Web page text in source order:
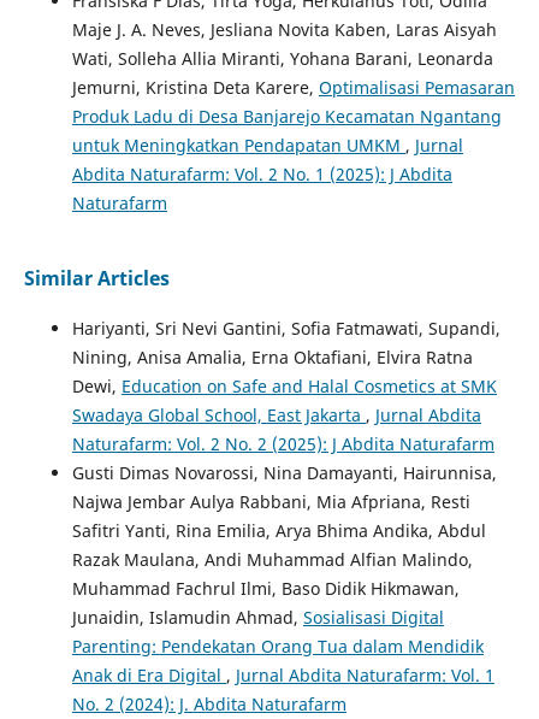
Maje J. A. Neves, Jesliana Novita Kaben, Laras Aisyah
Wati, Solleha Allia Miranti, Yohana Barani, Leonarda
Jemurni, Kristina Deta Karere, Optimalisasi Pemasaran
Produk Ladu di Desa Banjarejo Kecamatan Ngantang
untuk Meningkatkan Pendapatan UMKM , Jurnal
Abdita Naturafarm: Vol. 2 No. 1 (2025): J Abdita
Naturafarm
Similar Articles
Hariyanti, Sri Nevi Gantini, Sofia Fatmawati, Supandi,
Nining, Anisa Amalia, Erna Oktafiani, Elvira Ratna
Dewi, Education on Safe and Halal Cosmetics at SMK
Swadaya Global School, East Jakarta , Jurnal Abdita
Naturafarm: Vol. 2 No. 2 (2025): J Abdita Naturafarm
Gusti Dimas Novarossi, Nina Damayanti, Hairunnisa,
Najwa Jembar Aulya Rabbani, Mia Afpriana, Resti
Safitri Yanti, Rina Emilia, Arya Bhima Andika, Abdul
Razak Maulana, Andi Muhammad Alfian Malindo,
Muhammad Fachrul Ilmi, Baso Didik Hikmawan,
Junaidin, Islamudin Ahmad, Sosialisasi Digital
Parenting: Pendekatan Orang Tua dalam Mendidik
Anak di Era Digital , Jurnal Abdita Naturafarm: Vol. 1
No. 2 (2024): J. Abdita Naturafarm